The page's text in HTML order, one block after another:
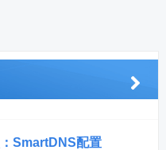
SmartDNS配置